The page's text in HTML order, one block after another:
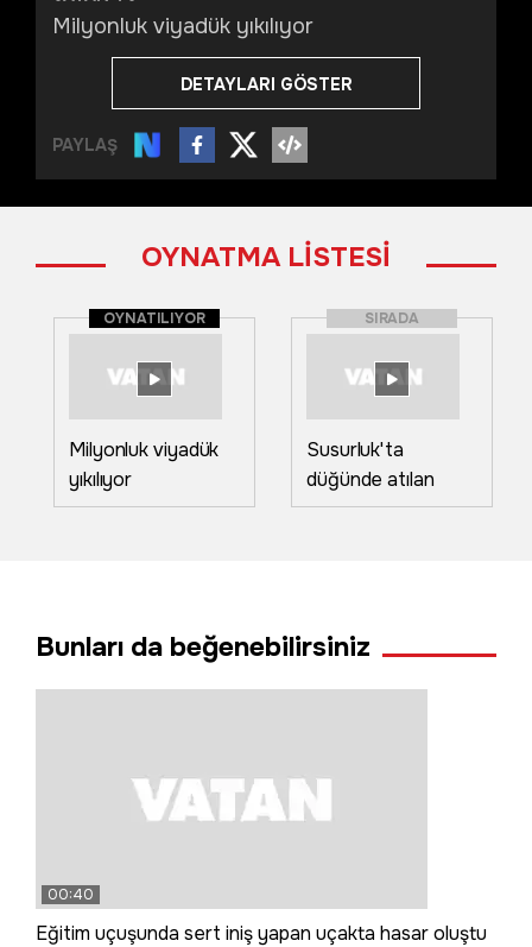
Milyonluk viyadük yıkılıyor
DETAYLARI GÖSTER
PAYLAŞ
OYNATMA LİSTESİ
OYNATILIYOR
Milyonluk viyadük
yıkılıyor
SIRADA
Susurluk'ta
düğünde atılan
havai fişekler
Bunları da beğenebilirsiniz
00:40
Eğitim uçuşunda sert iniş yapan uçakta hasar oluştu